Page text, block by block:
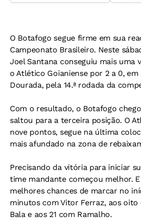
O Botafogo segue firme em sua
Campeonato Brasileiro. Neste
Joel Santana conseguiu mais uma
o Atlético Goianiense por 2 a 0,
Dourada, pela 14.ª rodada da
Com o resultado, o Botafogo
saltou para a terceira posição. O
nove pontos, segue na última
mais afundado na zona de
Precisando da vitória para iniciar
time mandante começou melhor.
melhores chances de marcar no
minutos com Vitor Ferraz, aos oito
Bala e aos 21 com Ramalho.